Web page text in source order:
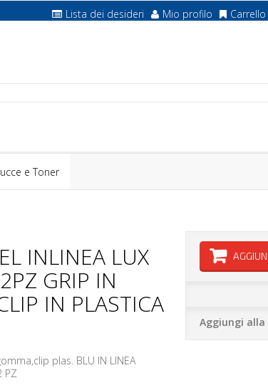
Lista dei desideri Mio profilo Carrello
e Toner
INLINEA LUX
GRIP IN
IN PLASTICA
plas. BLU IN LINEA
PZ
Aggiungi